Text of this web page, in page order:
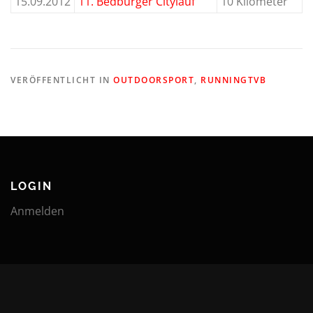
VERÖFFENTLICHT IN OUTDOORSPORT, RUNNINGTVB
LOGIN
Anmelden